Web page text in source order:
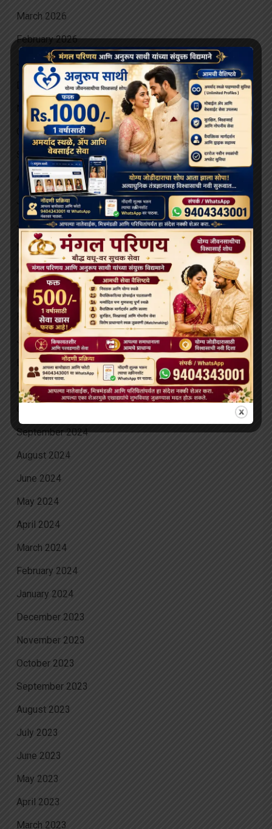
March 2026
February 2026
January 2026
December 2025
November 2025
October 2025
September 2025
August 2025
July 2025
June 2025
May 2025
April 2025
March 2025
February 2025
January 2025
December 2024
November 2024
September 2024
August 2024
June 2024
May 2024
April 2024
March 2024
February 2024
January 2024
December 2023
November 2023
October 2023
September 2023
August 2023
July 2023
June 2023
May 2023
April 2023
March 2023